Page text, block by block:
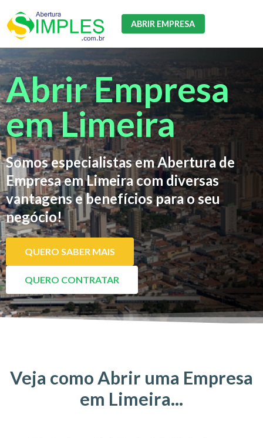
ABRIR EMPRESA
Abrir Empresa
em Limeira
Somos especialistas em Abertura de
Empresa em Limeira com diversas
vantagens e benefícios para o seu
negócio!
QUERO SABER MAIS
QUERO CONTRATAR
Veja como Abrir uma Empresa
em Limeira...